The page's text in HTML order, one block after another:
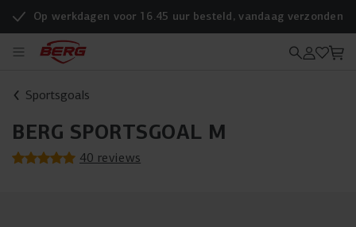
Op werkdagen voor 16.45 uur besteld, vandaag verzonden
Sportsgoals
BERG SPORTSGOAL M
40 reviews